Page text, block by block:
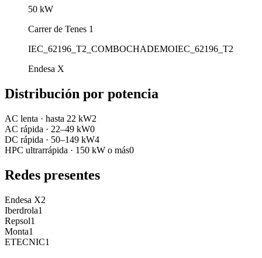
50 kW
Carrer de Tenes 1
IEC_62196_T2_COMBOCHADEMOIEC_62196_T2
Endesa X
Distribución por potencia
AC lenta · hasta 22 kW2
AC rápida · 22–49 kW0
DC rápida · 50–149 kW4
HPC ultrarrápida · 150 kW o más0
Redes presentes
Endesa X2
Iberdrola1
Repsol1
Monta1
ETECNIC1